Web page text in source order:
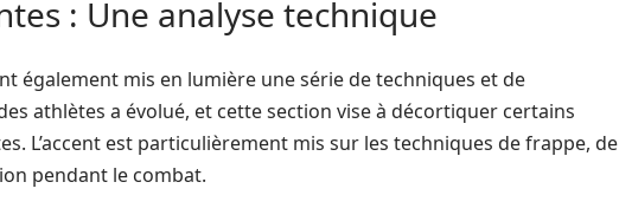
: Une analyse technique
également mis en lumière une série de techniques et de
athlètes a évolué, et cette section vise à décortiquer certains
L’accent est particulièrement mis sur les techniques de frappe, de
pendant le combat.